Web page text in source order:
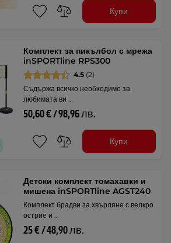
Купи
Комплект за пикълбол с мрежа
inSPORTline RPS300
4.5 (2)
Съдържа всичко необходимо за
любимата ви …
50,60 € / 98,96 лв.
Купи
Детски комплект томахавки и
мишена inSPORTline AGST240
Комплект брадви за хвърляне с велкро
острие и …
25 € / 48,90 лв.